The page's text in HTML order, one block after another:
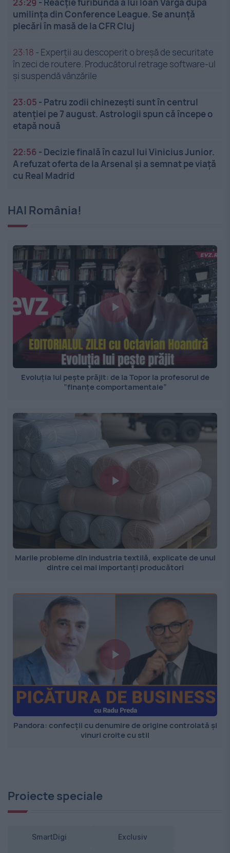
23:29 - Reacție furibundă a lui Ioan Varga după
umilința din Conference League. Se anunță
plecări în masă de la CFR Cluj
23:18 - Experții au descoperit o breșă de securitate
în zeci de routere. Producătorul retrage software-ul
și suspendă vânzările
23:05 - Patru zodii chinezești sunt în centrul
atenției pe 7 august. Astrologii spun că începe o
etapă nouă
22:56 - Decizie finală în cazul lui Vinicius Junior.
A refuzat oferta de la Arsenal și a semnat pe viață
cu Real Madrid
HAI România!
Evoluția lui pește prăjit: de la Topor la profesorul de
”finanțe comportamentale”
Marile probleme din industria textilă, explicate de unul
dintre cei mai importanți producători
Pandora: confecții cu denumire de origine controlată și
vinuri croite cu stil
Proiecte speciale
SmartDigi Exclusiv